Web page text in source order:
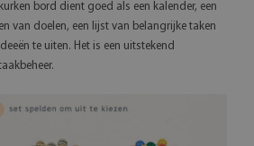
bord dient goed als een kalender, een
van doelen, een lijst van belangrijke taken
te uiten. Het is een uitstekend